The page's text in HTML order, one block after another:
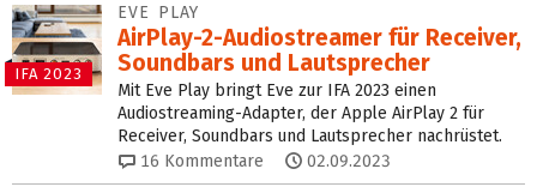
IFA 2023
EVE PLAY
AirPlay-2-Audiostreamer für Receiver,
Soundbars und Lautsprecher
Mit Eve Play bringt Eve zur IFA 2023 einen
Audiostreaming-Adapter, der Apple AirPlay 2 für
Receiver, Soundbars und Lautsprecher nachrüstet.
16 Kommentare 02.09.2023